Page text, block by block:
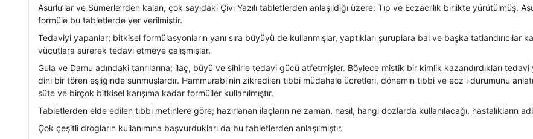
Asurlu’lar ve Sümerle’rden kalan, çok sayıdaki Çivi Yazılı tabletlerden anlaşıldığı üzere: Tıp ve Eczacı’lık birlikte yürütülmüş,
formüle bu tabletlerde yer verilmiştir.
Tedaviyi yapanlar; bitkisel formülasyonların yanı sıra büyüyü de kullanmışlar, yaptıkları şuruplara bal ve başka tatlandırıcılar
vücutlara sürerek tedavi etmeye çalışmışlar.
Gula ve Damu adındaki tanrılarına; ilaç, büyü ve sihirle tedavi gücü atfetmişler. Böylece mistik bir kimlik kazandırdıkları
dini bir tören eşliğinde sunmuşlardır. Hammurabi’nin zikredilen tıbbi müdahale ücretleri, dönemin tıbbi ve ecz i durumunu
süte ve birçok bitkisel karışıma kadar formüller kullanılmıştır.
Tabletlerden elde edilen tıbbi metinlere göre; hazırlanan ilaçların ne zaman, nasıl, hangi dozlarda kullanılacağı, hastalıkların
Çok çeşitli drogların kullanımına başvurdukları da bu tabletlerden anlaşılmıştır.